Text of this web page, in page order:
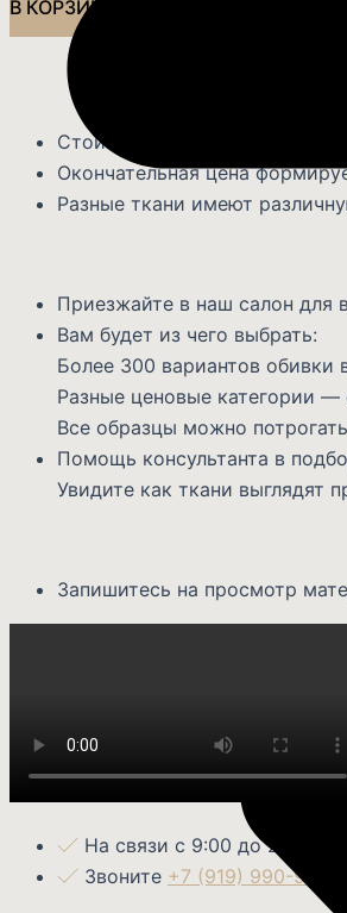
В КОРЗИНУ
Стоимость изделия может
Окончательная цена
Разные ткани имеют
Приезжайте в наш салон для
Вам будет из чего выбрать:
Более 300 вариантов обивки
Разные ценовые категории
Все образцы можно
Помощь консультанта в
Увидите как ткани выглядят
Запишитесь на просмотр
На связи с 9:00 до 21:00
Звоните +7 (919) 990-99-12